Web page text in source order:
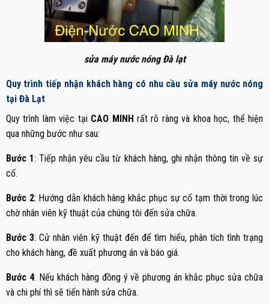
sửa máy nước nóng Đà lạt
Quy trình tiếp nhận khách hàng có nhu cầu sửa máy nước nóng
tại Đà Lạt
Quy trình làm việc tại CAO MINH rất rõ ràng và khoa học, thể hiện
qua những bước như sau:
Bước 1: Tiếp nhận yêu cầu từ khách hàng, ghi nhận thông tin về sự
cố.
Bước 2: Hướng dẫn khách hàng khắc phục sự cố tạm thời trong lúc
chờ nhân viên kỹ thuật của chúng tôi đến sửa chữa.
Bước 3: Cử nhân viên kỹ thuật đến để tìm hiểu, phân tích tình trạng
cho khách hàng, đề xuất phương án và báo giá.
Bước 4: Nếu khách hàng đồng ý về phương án khắc phục sửa chữa
và chi phí thì sẽ tiến hành sửa chữa.